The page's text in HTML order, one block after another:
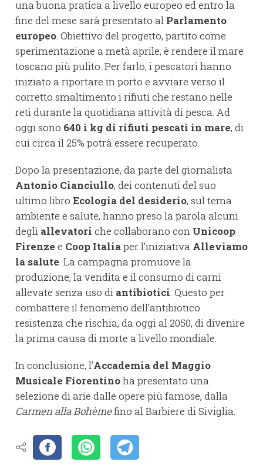
una buona pratica a livello europeo ed entro la
fine del mese sarà presentato al Parlamento
europeo. Obiettivo del progetto, partito come
sperimentazione a metà aprile, è rendere il mare
toscano più pulito. Per farlo, i pescatori hanno
iniziato a riportare in porto e avviare verso il
corretto smaltimento i rifiuti che restano nelle
reti durante la quotidiana attività di pesca. Ad
oggi sono 640 i kg di rifiuti pescati in mare, di
cui circa il 25% potrà essere recuperato.
Dopo la presentazione, da parte del giornalista
Antonio Cianciullo, dei contenuti del suo
ultimo libro Ecologia del desiderio, sul tema
ambiente e salute, hanno preso la parola alcuni
degli allevatori che collaborano con Unicoop
Firenze e Coop Italiaper l’iniziativa Alleviamo
la salute. La campagna promuove la
produzione, la vendita e il consumo di carni
allevate senza uso di antibiotici. Questo per
combattere il fenomeno dell’antibiotico
resistenza che rischia, da oggi al 2050, di divenire
la prima causa di morte a livello mondiale.
In conclusione, l’Accademia del Maggio
Musicale Fiorentinoha presentato una
selezione di arie dalle opere più famose, dalla
Carmen alla Bohèmefino al Barbiere di Siviglia.